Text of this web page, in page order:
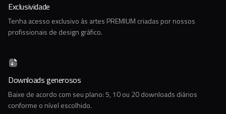
Exclusividade
Tenha acesso exclusivo às artes PREMIUM criadas por nossos
profissionais de design gráfico.
Downloads generosos
Baixe de acordo com seu plano: 5, 10 ou 20 downloads diários
conforme o nível escolhido.